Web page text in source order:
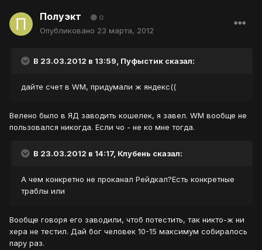
Полуэкт 0
Опубликовано 23 марта, 2012
В 23.03.2012 в 13:59, Пуфыстик сказал:
дайте счет в WM, придумали ж яндекс((
Велено было в ЯД заводить кошелек, я завел. WM вообще не
пользовался никогда. Если чо - не ко мне тогда.
В 23.03.2012 в 14:17, Клубень сказал:
А чем конкретно не проканал Рейдкал?Есть конкретные
траблы или
Вообще говоря его заводили, чтоб потестить, так никто-ж ни
хера не тестил. Дай бог человек 10-15 максимум собиралось
пару раз.